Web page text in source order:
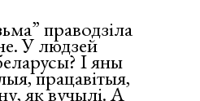
праводзіла
У людзей
І яны
працавітыя,
як вучылі. А